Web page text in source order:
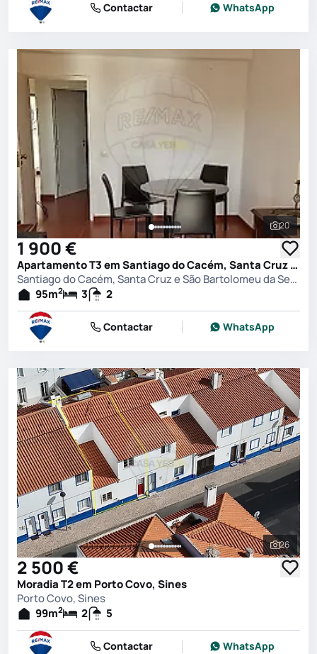
Contactar WhatsApp
Ver
20
1 900 €
Apartamento T3 em Santiago do Cacém, Santa Cruz e São Bartolomeu da Serra, Santiago do Cacém
Santiago do Cacém, Santa Cruz e São Bartolomeu da Serra, Santiago do Cacém
95m2 3 2
Contactar WhatsApp
Ver
26
2 500 €
Moradia T2 em Porto Covo, Sines
Porto Covo, Sines
99m2 2 5
Contactar WhatsApp